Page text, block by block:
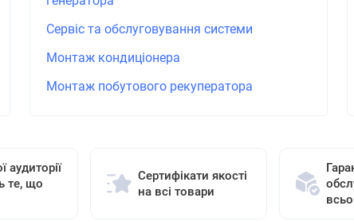
Сервіс та обслуговування системи
Монтаж кондиціонера
Монтаж побутового рекуператора
аудиторії
те, що
Сертифікати якості
на всі товари